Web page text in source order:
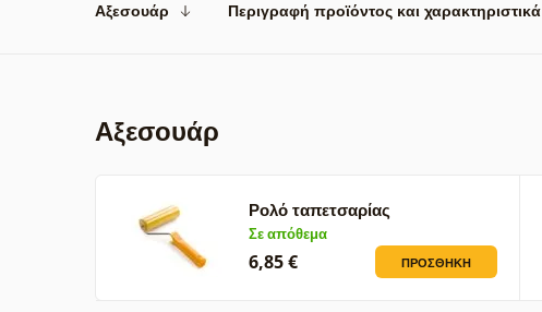
Αξεσουάρ Περιγραφή προϊόντος και χαρακτηριστικά
Αξεσουάρ
Ρολό ταπετσαρίας
Σε απόθεμα
6,85 € ΠΡΟΣΘΉΚΗ